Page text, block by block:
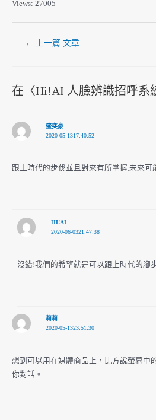
Views: 27005
← 上一篇 文章
在〈Hi!AI 人臉辨識招呼系
盛奕豪
2020-05-1317:40:52
跟上時代的步伐並且對來有所掌握,未來可
HI!AI
2020-06-0321:47:38
沒錯!我們的希望就是可以跟上時代的腳
莉莉
2020-05-1323:51:30
想到可以用在媒體商品上，比方說螢幕中
你對話。